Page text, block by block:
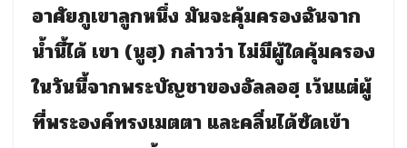
อาศัยภูเขาลูกหนึ่ง มันจะคุ้มครองฉันจาก
น้ำนี้ได้ เขา (นูฮฺ) กล่าวว่า ไม่มีผู้ใดคุ้มครอง
ในวันนี้จากพระบัญชาของอัลลอฮฺ เว้นแต่ผู้
ที่พระองค์ทรงเมตตา และคลื่นได้ซัดเข้า